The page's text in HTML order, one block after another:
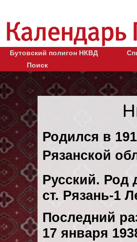
Бутовский полигон НКВД
Поиск
Родился в
Рязанской
Русский. Род
ст. Рязань-1
Последний
17 января